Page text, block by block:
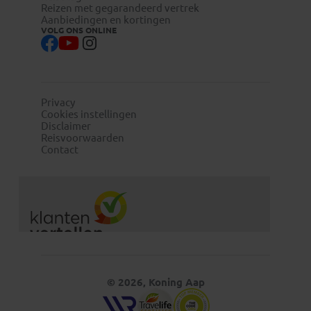
Reizen met gegarandeerd vertrek
Aanbiedingen en kortingen
VOLG ONS ONLINE
Privacy
Cookies instellingen
Disclaimer
Reisvoorwaarden
Contact
© 2026, Koning Aap